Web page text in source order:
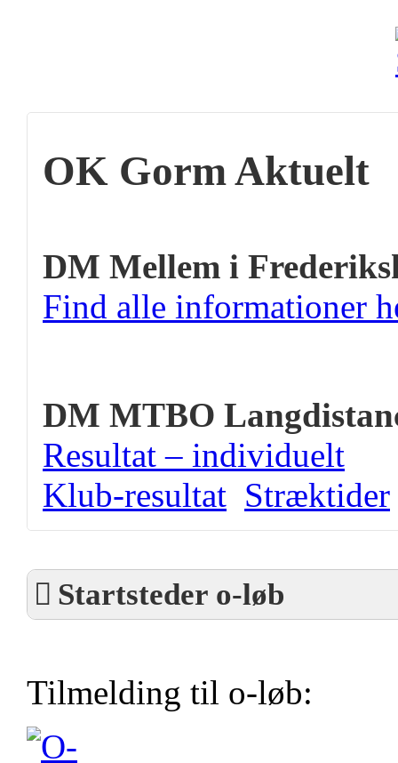
OK Gorm Aktuelt
DM Mellem i
Find alle informationer
DM MTBO
Resultat – individuelt
Klub-resultat Stræktider
Startsteder o-løb
Tilmelding til o-løb: